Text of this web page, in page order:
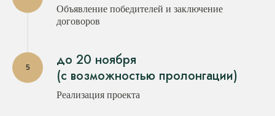
Объявление победителей и заключение
договоров
до 20 ноября
(с возможностью пролонгации)
Реализация проекта